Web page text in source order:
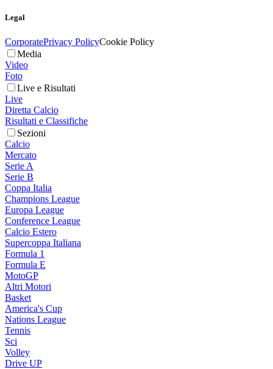
Legal
CorporatePrivacy PolicyCookie Policy
Media
Video
Foto
Live e Risultati
Live
Diretta Calcio
Risultati e Classifiche
Sezioni
Calcio
Mercato
Serie A
Serie B
Coppa Italia
Champions League
Europa League
Conference League
Calcio Estero
Supercoppa Italiana
Formula 1
Formula E
MotoGP
Altri Motori
Basket
America's Cup
Nations League
Tennis
Sci
Volley
Drive UP